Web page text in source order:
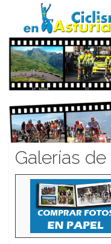
CICLISMO EN
Galerías